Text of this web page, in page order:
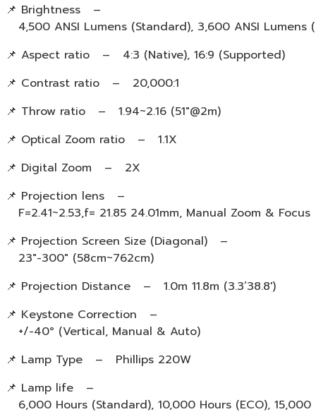
📌 Brightness –
4,500 ANSI Lumens (Standard), 3,600 ANSI Lumens
📌 Aspect ratio – 4:3 (Native), 16:9 (Supported)
📌 Contrast ratio – 20,000:1
📌 Throw ratio – 1.94~2.16 (51″@2m)
📌 Optical Zoom ratio – 1.1X
📌 Digital Zoom – 2X
📌 Projection lens –
F=2.41~2.53,f= 21.85 24.01mm, Manual Zoom & Focus
📌 Projection Screen Size (Diagonal) –
23″-300″ (58cm~762cm)
📌 Projection Distance – 1.0m 11.8m (3.3’38.8′)
📌 Keystone Correction –
+/-40° (Vertical, Manual & Auto)
📌 Lamp Type – Phillips 220W
📌 Lamp life –
6,000 Hours (Standard), 10,000 Hours (ECO), 15,000